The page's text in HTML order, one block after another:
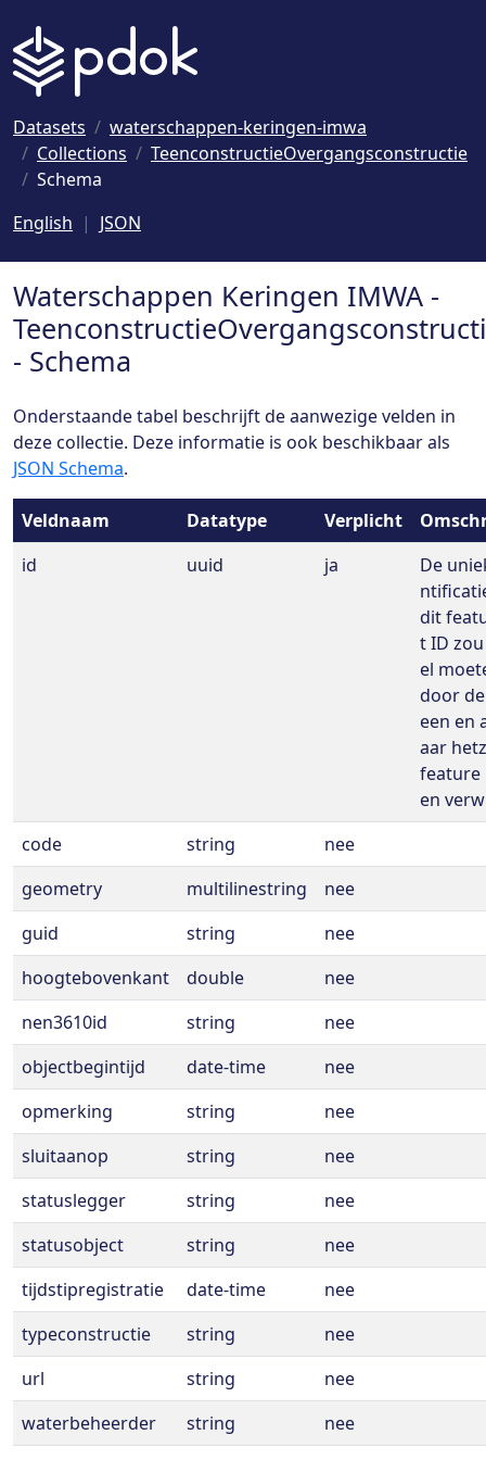
Datasets
waterschappen-keringen-imwa
Collections
TeenconstructieOvergangsconstructie
Schema
English
JSON
Waterschappen Keringen IMWA -
- Schema
Onderstaande tabel beschrijft de aanwezige velden in
deze collectie. Deze informatie is ook beschikbaar als
JSON Schema.
Veldnaam Datatype Verplicht
id
uuid ja
De
dit
t ID
el
door
een en
aar
feature
en
code
string
nee
geometry
multilinestring
nee
guid
string
nee
hoogtebovenkant
double
nee
nen3610id
string
nee
objectbegintijd
date-time
nee
opmerking
string
nee
sluitaanop
string
nee
statuslegger
string
nee
statusobject
string
nee
tijdstipregistratie
date-time
nee
typeconstructie
string
nee
url
string
nee
waterbeheerder
string nee